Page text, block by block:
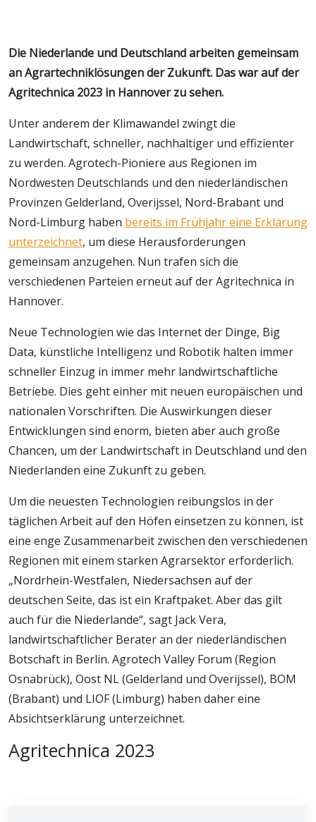
Die Niederlande und Deutschland arbeiten gemeinsam
an Agrartechniklösungen der Zukunft. Das war auf der
Agritechnica 2023 in Hannover zu sehen.
Unter anderem der Klimawandel zwingt die
Landwirtschaft, schneller, nachhaltiger und effizienter
zu werden. Agrotech-Pioniere aus Regionen im
Nordwesten Deutschlands und den niederländischen
Provinzen Gelderland, Overijssel, Nord-Brabant und
Nord-Limburg haben bereits im Frühjahr eine Erklärung
unterzeichnet, um diese Herausforderungen
gemeinsam anzugehen. Nun trafen sich die
verschiedenen Parteien erneut auf der Agritechnica in
Hannover.
Neue Technologien wie das Internet der Dinge, Big
Data, künstliche Intelligenz und Robotik halten immer
schneller Einzug in immer mehr landwirtschaftliche
Betriebe. Dies geht einher mit neuen europäischen und
nationalen Vorschriften. Die Auswirkungen dieser
Entwicklungen sind enorm, bieten aber auch große
Chancen, um der Landwirtschaft in Deutschland und den
Niederlanden eine Zukunft zu geben.
Um die neuesten Technologien reibungslos in der
täglichen Arbeit auf den Höfen einsetzen zu können, ist
eine enge Zusammenarbeit zwischen den verschiedenen
Regionen mit einem starken Agrarsektor erforderlich.
„Nordrhein-Westfalen, Niedersachsen auf der
deutschen Seite, das ist ein Kraftpaket. Aber das gilt
auch für die Niederlande“, sagt Jack Vera,
landwirtschaftlicher Berater an der niederländischen
Botschaft in Berlin. Agrotech Valley Forum (Region
Osnabrück), Oost NL (Gelderland und Overijssel), BOM
(Brabant) und LIOF (Limburg) haben daher eine
Absichtserklärung unterzeichnet.
Agritechnica 2023